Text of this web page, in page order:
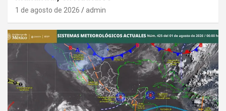
1 de agosto de 2026 admin